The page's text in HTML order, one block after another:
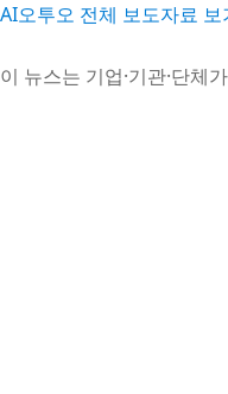
AI오투오 전체 보도자료 보
이 뉴스는 기업·기관·단